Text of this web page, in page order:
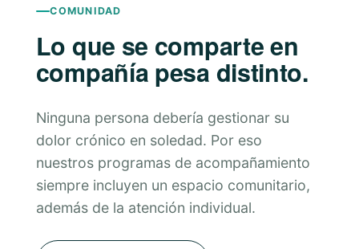
COMUNIDAD
Lo que se comparte en
compañía pesa distinto.
Ninguna persona debería gestionar su
dolor crónico en soledad. Por eso
nuestros programas de acompañamiento
siempre incluyen un espacio comunitario,
además de la atención individual.